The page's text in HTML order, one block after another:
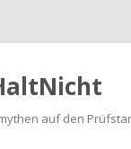
auf den